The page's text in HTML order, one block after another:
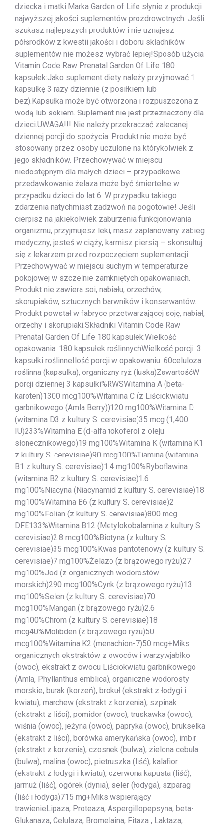
dziecka i matki.Marka Garden of Life słynie z produkcji
najwyższej jakości suplementów prozdrowotnych. Jeśli
szukasz najlepszych produktów i nie uznajesz
półśrodków z kwestii jakości i doboru składników
suplementów nie możesz wybrać lepiej!Sposób użycia
Vitamin Code Raw Prenatal Garden Of Life 180
kapsułek:Jako suplement diety należy przyjmować 1
kapsułkę 3 razy dziennie (z posiłkiem lub
bez).Kapsułka może być otworzona i rozpuszczona z
wodą lub sokiem. Suplement nie jest przeznaczony dla
dzieci.UWAGA!!! Nie należy przekraczać zalecanej
dziennej porcji do spożycia. Produkt nie może być
stosowany przez osoby uczulone na którykolwiek z
jego składników. Przechowywać w miejscu
niedostępnym dla małych dzieci – przypadkowe
przedawkowanie żelaza może być śmiertelne w
przypadku dzieci do lat 6. W przypadku takiego
zdarzenia natychmiast zadzwoń na pogotowie! Jeśli
cierpisz na jakiekolwiek zaburzenia funkcjonowania
organizmu, przyjmujesz leki, masz zaplanowany zabieg
medyczny, jesteś w ciąży, karmisz piersią – skonsultuj
się z lekarzem przed rozpoczęciem suplementacji.
Przechowywać w miejscu suchym w temperaturze
pokojowej w szczelnie zamkniętych opakowaniach.
Produkt nie zawiera soi, nabiału, orzechów,
skorupiaków, sztucznych barwników i konserwantów.
Produkt powstał w fabryce przetwarzającej soję, nabiał,
orzechy i skorupiaki.Składniki Vitamin Code Raw
Prenatal Garden Of Life 180 kapsułek:Wielkość
opakowania: 180 kapsułek roślinnychWielkość porcji: 3
kapsułki roślinneIlość porcji w opakowaniu: 60celuloza
roślinna (kapsułka), organiczny ryż (łuska)ZawartośćW
porcji dziennej 3 kapsułki%RWSWitamina A (beta-
karoten)1300 mcg100%Witamina C (z Liściokwiatu
garbnikowego (Amla Berry))120 mg100%Witamina D
(witamina D3 z kultury S. cerevisiae)35 mcg (1,400
IU)233%Witamina E (d-alfa tokoferol z oleju
słonecznikowego)19 mg100%Witamina K (witamina K1
z kultury S. cerevisiae)90 mcg100%Tiamina (witamina
B1 z kultury S. cerevisiae)1.4 mg100%Ryboflawina
(witamina B2 z kultury S. cerevisiae)1.6
mg100%Niacyna (Niacynamid z kultury S. cerevisiae)18
mg100%Witamina B6 (z kultury S. cerevisiae)2
mg100%Folian (z kultury S. cerevisiae)800 mcg
DFE133%Witamina B12 (Metylokobalamina z kultury S.
cerevisiae)2.8 mcg100%Biotyna (z kultury S.
cerevisiae)35 mcg100%Kwas pantotenowy (z kultury S.
cerevisiae)7 mg100%Żelazo (z brązowego ryżu)27
mg100%Jod (z organicznych wodorostów
morskich)290 mcg100%Cynk (z brązowego ryżu)13
mg100%Selen (z kultury S. cerevisiae)70
mcg100%Mangan (z brązowego ryżu)2.6
mg100%Chrom (z kultury S. cerevisiae)18
mcg40%Molibden (z brązowego ryżu)50
mcg100%Witamina K2 (menachion-7)50 mcg+Miks
organicznych ekstraktów z owoców i warzywjabłko
(owoc), ekstrakt z owocu Liściokwiatu garbnikowego
(Amla, Phyllanthus emblica), organiczne wodorosty
morskie, burak (korzeń), brokuł (ekstrakt z łodygi i
kwiatu), marchew (ekstrakt z korzenia), szpinak
(ekstrakt z liści), pomidor (owoc), truskawka (owoc),
wiśnia (owoc), jeżyna (owoc), papryka (owoc), brukselka
(ekstrakt z liści), borówka amerykańska (owoc), imbir
(ekstrakt z korzenia), czosnek (bulwa), zielona cebula
(bulwa), malina (owoc), pietruszka (liść), kalafior
(ekstrakt z łodygi i kwiatu), czerwona kapusta (liść),
jarmuż (liść), ogórek (dynia), seler (łodyga), szparag
(liść i łodyga)715 mg+Miks wspierający
trawienieLipaza, Proteaza, Aspergillopepsyna, beta-
Glukanaza, Celulaza, Bromelaina, Fitaza , Laktaza,